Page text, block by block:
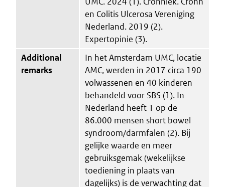
en Colitis Ulcerosa Vereniging
Nederland. 2019 (2).
Expertopinie (3).
Additional
remarks
In het Amsterdam UMC, locatie
AMC, werden in 2017 circa 190
volwassenen en 40 kinderen
behandeld voor SBS (1). In
Nederland heeft 1 op de
86.000 mensen short bowel
syndroom/darmfalen (2). Bij
gelijke waarde en meer
gebruiksgemak (wekelijkse
toediening in plaats van
dagelijks) is de verwachting dat